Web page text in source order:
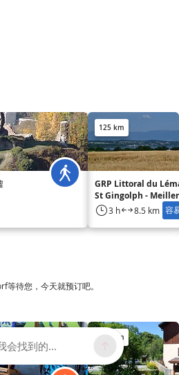
125 km
GRP Littoral du
St Gingolph -
3 h 8.5 km 容
待您，今天就预订吧。
127 km
会找到的...